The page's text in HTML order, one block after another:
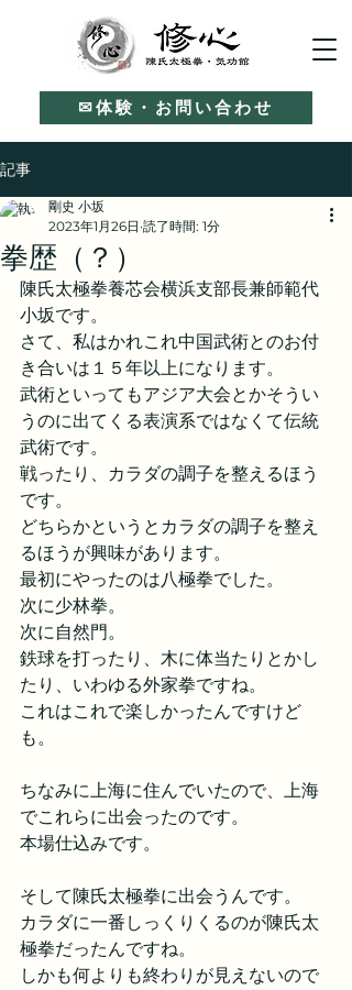
✉体験・お問い合わせ
記事
拳歴（？）
剛史 小坂
2023年1月26日 読了時間: 1分
陳氏太極拳養芯会横浜支部長兼師範代
小坂です。
さて、私はかれこれ中国武術とのお付
き合いは１５年以上になります。
武術といってもアジア大会とかそうい
うのに出てくる表演系ではなくて伝統
武術です。
戦ったり、カラダの調子を整えるほう
です。
どちらかというとカラダの調子を整え
るほうが興味があります。
最初にやったのは八極拳でした。
次に少林拳。
次に自然門。
鉄球を打ったり、木に体当たりとかし
たり、いわゆる外家拳ですね。
これはこれで楽しかったんですけど
も。
ちなみに上海に住んでいたので、上海
でこれらに出会ったのです。
本場仕込みです。
そして陳氏太極拳に出会うんです。
カラダに一番しっくりくるのが陳氏太
極拳だったんですね。
しかも何よりも終わりが見えないので